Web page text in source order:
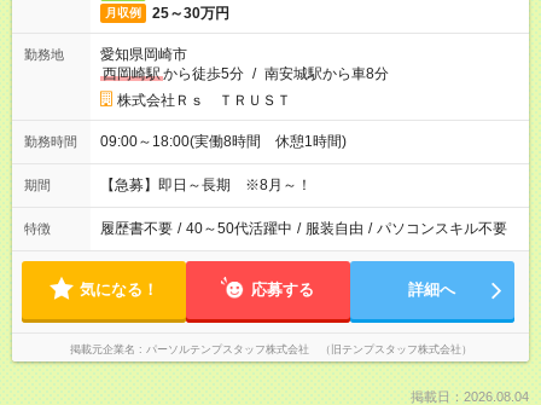
月収例 25～30万円
勤務地
愛知県岡崎市
西岡崎駅から徒歩5分 / 南安城駅から車8分
株式会社Ｒｓ ＴＲＵＳＴ
勤務時間 09:00～18:00(実働8時間 休憩1時間)
期間 【急募】即日～長期 ※8月～！
特徴 履歴書不要 / 40～50代活躍中 / 服装自由 / パソコンスキル不要
気になる！ 応募する 詳細へ
掲載元企業名 パーソルテンプスタッフ株式会社 （旧テンプスタッフ株式会社）
掲載日：2026.08.04